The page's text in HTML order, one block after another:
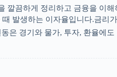
깔끔하게 정리하고 금융을 이
발생하는 이자율입니다.금리
은 경기와 물가, 투자, 환율에